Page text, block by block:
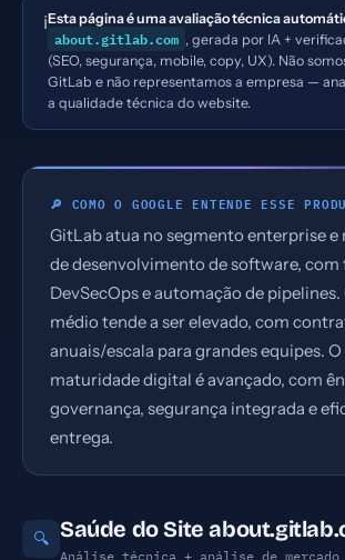
ℹ️Esta página é uma avaliação técnica
about.gitlab.com , gerada por IA +
(SEO, segurança, mobile, copy, UX). Não
GitLab e não representamos a empresa —
a qualidade técnica do website.
🔎 COMO O GOOGLE ENTENDE ESSE
GitLab atua no segmento enterprise
de desenvolvimento de software, com
DevSecOps e automação de
médio tende a ser elevado, com
anuais/escala para grandes equipes.
maturidade digital é avançado, com
governança, segurança integrada e
entrega.
🔍 Saúde do Site
Análise técnica + análise de mercado